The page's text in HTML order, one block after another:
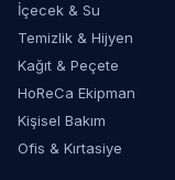
İçecek & Su
Temizlik & Hijyen
Kağıt & Peçete
HoReCa Ekipman
Kişisel Bakım
Ofis & Kırtasiye